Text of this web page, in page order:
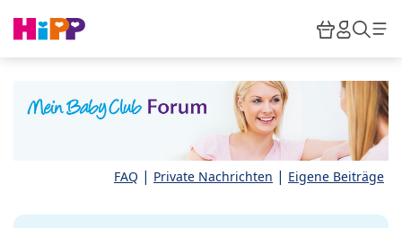
HiPP
FAQ | Private Nachrichten | Eigene Beiträge